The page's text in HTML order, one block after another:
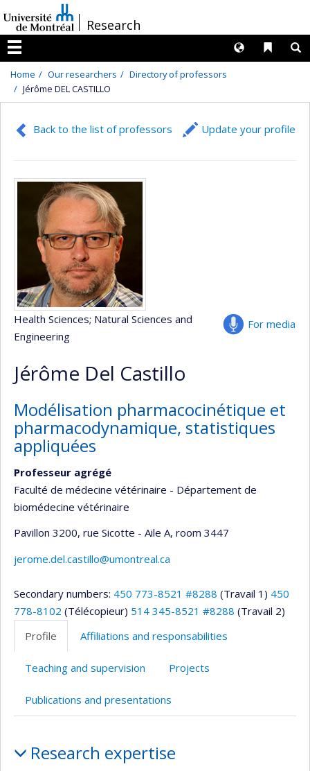
au
contenu
/Research
Menu
Liens
Langues
Home Our researchers
Directory of professors
Jérôme DEL CASTILLO
Back to the list of professors Update your profile
For media
Health Sciences; Natural Sciences and
Engineering
Jérôme Del Castillo
Modélisation pharmacocinétique et
pharmacodynamique, statistiques
appliquées
Professeur agrégé
Faculté de médecine vétérinaire - Département de
biomédecine vétérinaire
Pavillon 3200, rue Sicotte - Aile A, room 3447
jerome.del.castillo@umontreal.ca
Secondary numbers: 450 773-8521 #8288 (Travail 1) 450
778-8102 (Télécopieur) 514 345-8521 #8288 (Travail 2)
Profile
Affiliations and responsabilities
Teaching and supervision Projects
Publications and presentations
Research expertise